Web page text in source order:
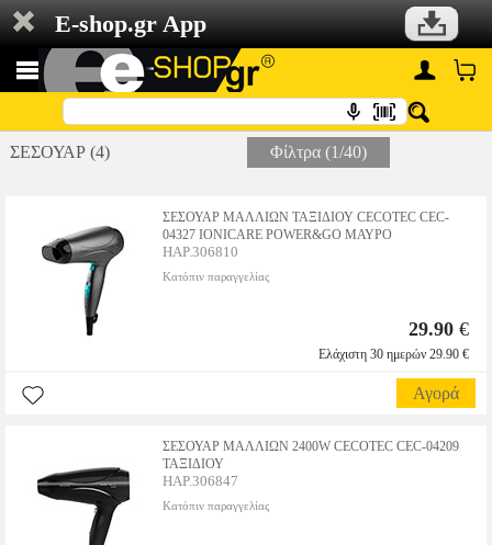
E-shop.gr App
ΣΕΣΟΥΑΡ (4) Φίλτρα (1/40)
ΣΕΣΟΥΑΡ ΜΑΛΛΙΩΝ ΤΑΞΙΔΙΟΥ CECOTEC CEC-
04327 IONICARE POWER&GO ΜΑΥΡΟ
HAP.306810
Κατόπιν παραγγελίας
29.90 €
Ελάχιστη 30 ημερών 29.90 €
Αγορά
ΣΕΣΟΥΑΡ ΜΑΛΛΙΩΝ 2400W CECOTEC CEC-04209
ΤΑΞΙΔΙΟΥ
HAP.306847
Κατόπιν παραγγελίας